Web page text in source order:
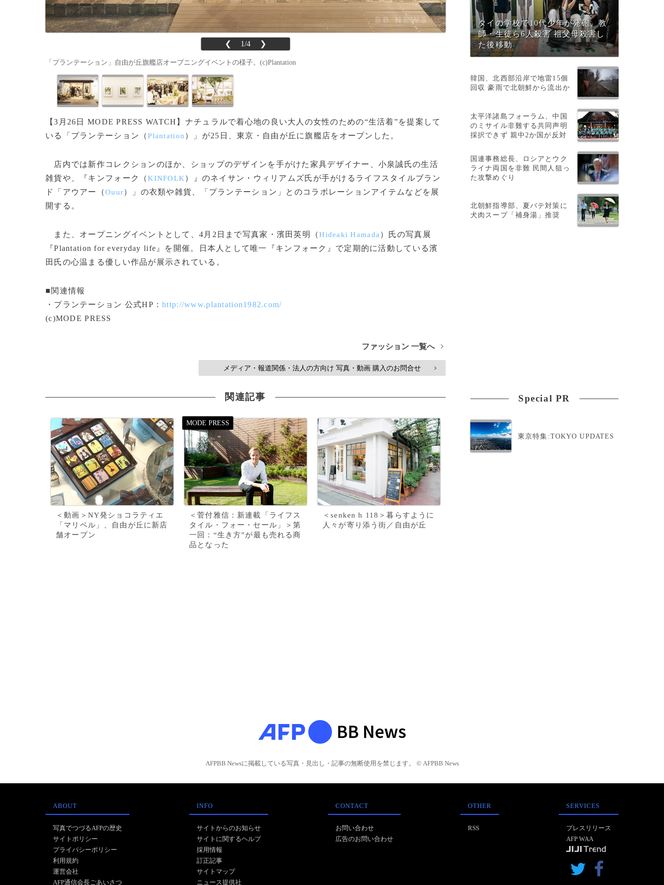
❮ 1/4 ❯
「プランテーション」自由が丘旗艦店オープニングイベントの様子。(c)Plantation
【3月26日 MODE PRESS WATCH】ナチュラルで着心地の良い大人の女性のための“生活着”を提案して
いる「プランテーション（Plantation ）」が25日、東京・自由が丘に旗艦店をオープンした。
店内では新作コレクションのほか、ショップのデザインを手がけた家具デザイナー、小泉誠氏の生活
雑貨や、『キンフォーク（KINFOLK ）』のネイサン・ウィリアムズ氏が手がけるライフスタイルブラン
ド「アウアー（Ouur）」の衣類や雑貨、「プランテーション」とのコラボレーションアイテムなどを展
開する。
また、オープニングイベントとして、4月2日まで写真家・濱田英明（Hideaki Hamada ）氏の写真展
『Plantation for everyday life』を開催。日本人として唯一『キンフォーク』で定期的に活動している濱
田氏の心温まる優しい作品が展示されている。
■関連情報
・プランテーション 公式HP：http://www.plantation1982.com/
(c)MODE PRESS
ファッション 一覧へ >
メディア・報道関係・法人の方向け 写真・動画 購入のお問合せ >
関連記事
＜動画＞NY発ショコラティエ
「マリベル」、自由が丘に新店
舗オープン
＜菅付雅信：新連載「ライフス
タイル・フォー・セール」＞第
一回：“生き方”が最も売れる商
品となった
＜senken h 118＞暮らすように
人々が寄り添う街／自由が丘
タイの学校で10代少年が発砲、教
師・生徒ら6人殺害 祖父母殺害し
た後移動
韓国、北西部沿岸で地雷15個
回収 豪雨で北朝鮮から流出か
太平洋諸島フォーラム、中国
のミサイル非難する共同声明
採択できず 親中2か国が反対
国連事務総長、ロシアとウク
ライナ両国を非難 民間人狙っ
た攻撃めぐり
北朝鮮指導部、夏バテ対策に
犬肉スープ「補身湯」推奨
Special PR
東京特集:TOKYO UPDATES
AFPBB Newsに掲載している写真・見出し・記事の無断使用を禁じます。 © AFPBB News
ABOUT
写真でつづるAFPの歴史
サイトポリシー
プライバシーポリシー
利用規約
運営会社
AFP通信会長ごあいさつ
INFO
サイトからのお知らせ
サイトに関するヘルプ
採用情報
訂正記事
サイトマップ
ニュース提供社
CONTACT
お問い合わせ
広告のお問い合わせ
OTHER
RSS
SERVICES
プレスリリース
AFP WAA